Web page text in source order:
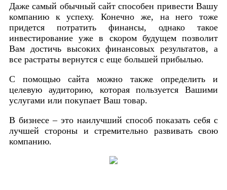
Даже самый обычный сайт способен привести Вашу
компанию к успеху. Конечно же, на него тоже
придется потратить финансы, однако такое
инвестирование уже в скором будущем позволит
Вам достичь высоких финансовых результатов, а
все растраты вернутся с еще большей прибылью.
С помощью сайта можно также определить и
целевую аудиторию, которая пользуется Вашими
услугами или покупает Ваш товар.
В бизнесе – это наилучший способ показать себя с
лучшей стороны и стремительно развивать свою
компанию.